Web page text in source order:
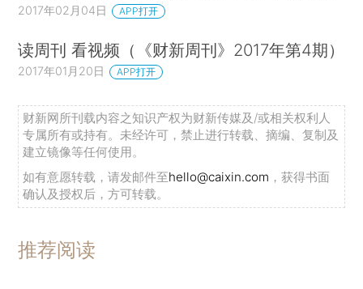
2017年02月04日 APP打开
读周刊 看视频（《财新周刊》2017年第4期）
2017年01月20日 APP打开
财新网所刊载内容之知识产权为财新传媒及/或相关权利人
专属所有或持有。未经许可，禁止进行转载、摘编、复制及
建立镜像等任何使用。
如有意愿转载，请发邮件至hello@caixin.com ，获得书面
确认及授权后，方可转载。
推荐阅读